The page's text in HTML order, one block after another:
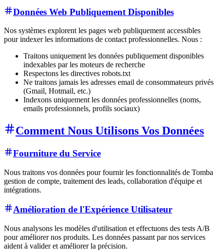
Données Web Publiquement Disponibles
Nos systèmes explorent les pages web publiquement accessibles
pour indexer les informations de contact professionnelles. Nous :
Traitons uniquement les données publiquement disponibles
indexables par les moteurs de recherche
Respectons les directives robots.txt
Ne traitons jamais les adresses email de consommateurs privés
(Gmail, Hotmail, etc.)
Indexons uniquement les données professionnelles (noms,
emails professionnels, profils sociaux)
Comment Nous Utilisons Vos Données
Fourniture du Service
Nous traitons vos données pour fournir les fonctionnalités de Tomba
gestion de compte, traitement des leads, collaboration d'équipe et
intégrations.
Amélioration de l'Expérience Utilisateur
Nous analysons les modèles d'utilisation et effectuons des tests A/B
pour améliorer nos produits. Les données passant par nos services
aident à valider et améliorer la précision.